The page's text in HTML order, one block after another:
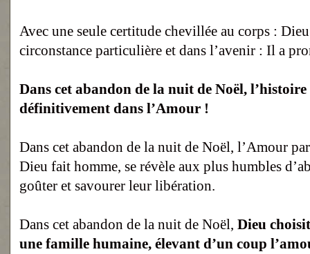
Avec une seule certitude chevillée au corps :
circonstance particulière et dans l’avenir : Il a
Dans cet abandon de la nuit de Noël, l’histoire
définitivement dans l’Amour !
Dans cet abandon de la nuit de Noël, l’Amour
Dieu fait homme, se révèle aux plus humbles
goûter et savourer leur libération.
Dans cet abandon de la nuit de Noël, Dieu
une famille humaine, élevant d’un coup